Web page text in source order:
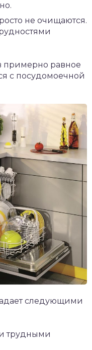
не очищаются.
примерно равное
с посудомоечной
следующими
трудными